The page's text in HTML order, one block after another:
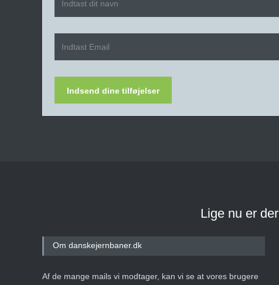
Indsend dine tilføjelser
Lige nu er der
Om danskejernbaner.dk
Af de mange mails vi modtager, kan vi se at vores brugere